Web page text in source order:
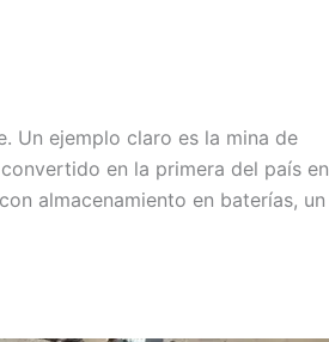
Un ejemplo claro es la mina de
convertido en la primera del país en
almacenamiento en baterías, un